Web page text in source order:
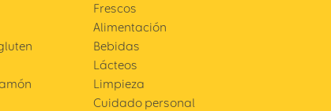
Frescos
Alimentación
Bebidas
Lácteos
Limpieza
Cuidado personal